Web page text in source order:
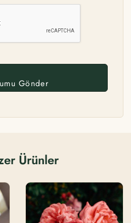
Ürünler